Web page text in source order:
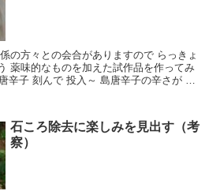
の方々との会合がありますので らっきょ
薬味的なものを加えた試作品を作ってみ
辛子 刻んで 投入～ 島唐辛子の辛さが 良
石ころ除去に楽しみを見出す（考
察）